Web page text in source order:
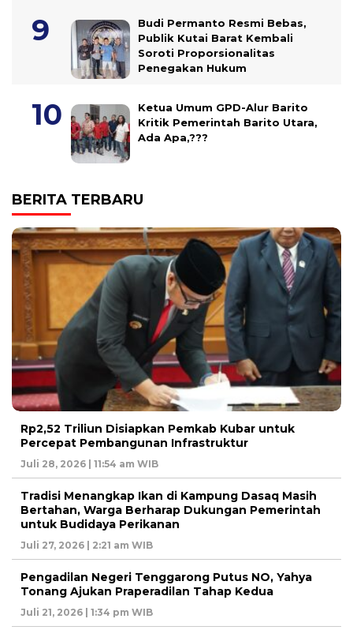
Budi Permanto Resmi Bebas,
Publik Kutai Barat Kembali
Soroti Proporsionalitas
Penegakan Hukum
Ketua Umum GPD-Alur Barito
Kritik Pemerintah Barito Utara,
Ada Apa,???
BERITA TERBARU
Rp2,52 Triliun Disiapkan Pemkab Kubar untuk
Percepat Pembangunan Infrastruktur
Juli 28, 2026 | 11:54 am WIB
Tradisi Menangkap Ikan di Kampung Dasaq Masih
Bertahan, Warga Berharap Dukungan Pemerintah
untuk Budidaya Perikanan
Juli 27, 2026 | 2:21 am WIB
Pengadilan Negeri Tenggarong Putus NO, Yahya
Tonang Ajukan Praperadilan Tahap Kedua
Juli 21, 2026 | 1:34 pm WIB